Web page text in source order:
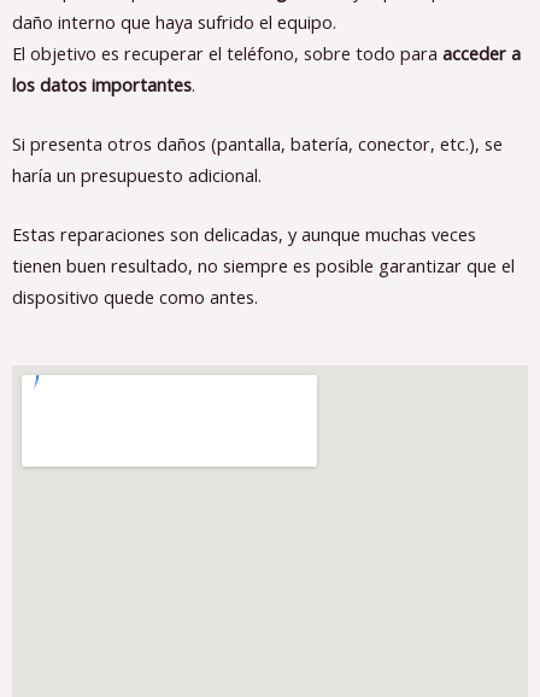
daño interno que haya sufrido el equipo.
El objetivo es recuperar el teléfono, sobre todo para acceder a
los datos importantes.
Si presenta otros daños (pantalla, batería, conector, etc.), se
haría un presupuesto adicional.
Estas reparaciones son delicadas, y aunque muchas veces
tienen buen resultado, no siempre es posible garantizar que el
dispositivo quede como antes.